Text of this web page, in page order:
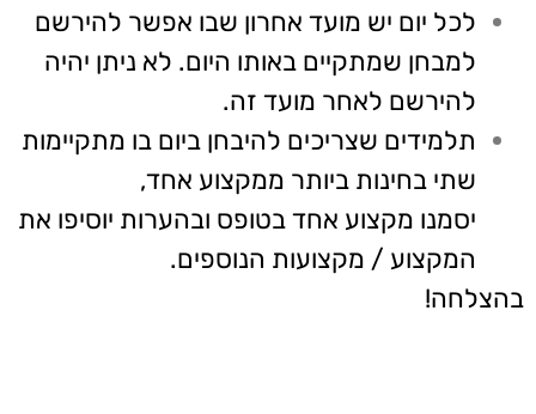
לכל יום יש מועד אחרון שבו אפשר להירשם
למבחן שמתקיים באותו היום. לא ניתן יהיה
להירשם לאחר מועד זה.
תלמידים שצריכים להיבחן ביום בו מתקיימות
שתי בחינות ביותר ממקצוע אחד,
יסמנו מקצוע אחד בטופס ובהערות יוסיפו את
המקצוע / מקצועות הנוספים.
בהצלחה!